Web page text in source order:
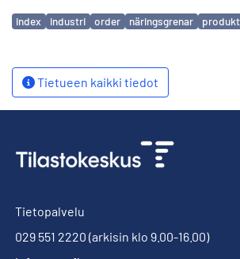
Avainsanat
index industri order näringsgrenar
Tietueen kaikki tiedot
Tietopalvelu
029 551 2220 (arkisin klo 9.00-16.00)